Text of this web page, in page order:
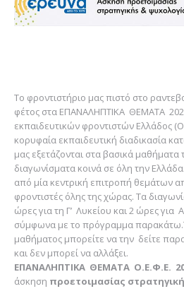
To φροντιστήριο μας πιστό στο
φέτος στα ΕΠΑΝΑΛΗΠΤΙΚΑ ΘΕΜΑΤΑ
εκπαιδευτικών φροντιστών Ελλάδος
κορυφαία εκπαιδευτική διαδικασία
μας εξετάζονται στα βασικά μαθήματα
διαγωνίσματα κοινά σε όλη την
από μία κεντρική επιτροπή θεμάτων
φροντιστές όλης της χώρας. Τα
ώρες για τη Γ’ Λυκείου και 2 ώρες για
σύμφωνα με το πρόγραμμα
μαθήματος μπορείτε να την δείτε
και δεν μπορεί να αλλάξει.
ΕΠΑΝΑΛΗΠΤΙΚΑ ΘΕΜΑΤΑ Ο.Ε.Φ.Ε.
άσκηση προετοιμασίας